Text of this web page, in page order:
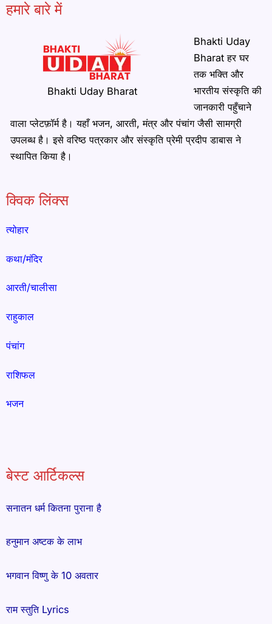
हमारे बारे में
Bhakti Uday Bharat
Bhakti Uday
Bharat हर घर
तक भक्ति और
भारतीय संस्कृति की
जानकारी पहुँचाने
वाला प्लेटफ़ॉर्म है। यहाँ भजन, आरती, मंत्र और पंचांग जैसी सामग्री
उपलब्ध है। इसे वरिष्ठ पत्रकार और संस्कृति प्रेमी प्रदीप डाबास ने
स्थापित किया है।
क्विक लिंक्स
त्योहार
कथा/मंदिर
आरती/चालीसा
राहुकाल
पंचांग
राशिफल
भजन
बेस्ट आर्टिकल्स
सनातन धर्म कितना पुराना है
हनुमान अष्टक के लाभ
भगवान विष्णु के 10 अवतार
राम स्तुति Lyrics